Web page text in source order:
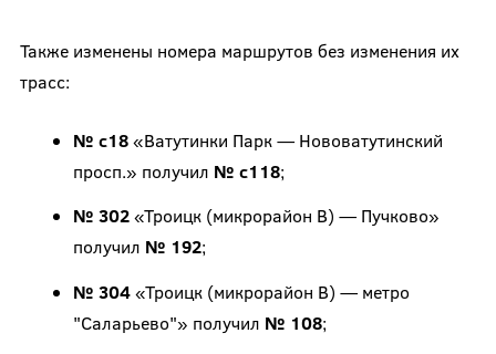
Также изменены номера маршрутов без изменения их
трасс:
№ с18«Ватутинки Парк — Нововатутинский
просп.» получил № с118;
№ 302«Троицк (микрорайон В) — Пучково»
получил № 192;
№ 304«Троицк (микрорайон В) — метро
"Саларьево"» получил № 108;